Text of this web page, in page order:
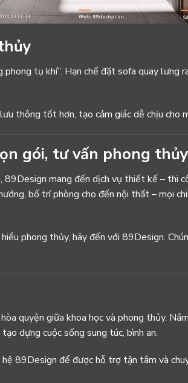
tụ khí”. Hạn chế đặt sofa quay lưng
thông tốt hơn, tạo cảm giác dễ chịu cho
gói, tư vấn phong
mang đến dịch vụ thiết kế – thi
bố trí phòng cho đến nội thất – mọi
phong thủy, hãy đến với 89Design.
quyện giữa khoa học và phong thủy.
dựng cuộc sống sung túc, bình an.
89Design để được hỗ trợ tận tâm và